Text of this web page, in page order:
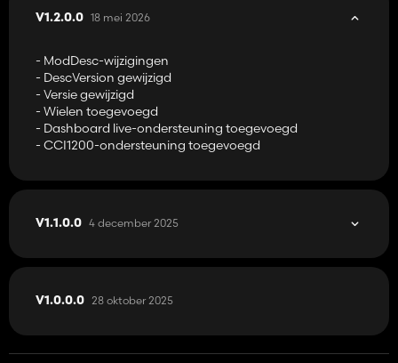
V1.2.0.0 18 mei 2026
- ModDesc-wijzigingen
- DescVersion gewijzigd
- Versie gewijzigd
- Wielen toegevoegd
- Dashboard live-ondersteuning toegevoegd
- CCI1200-ondersteuning toegevoegd
V1.1.0.0 4 december 2025
V1.0.0.0 28 oktober 2025